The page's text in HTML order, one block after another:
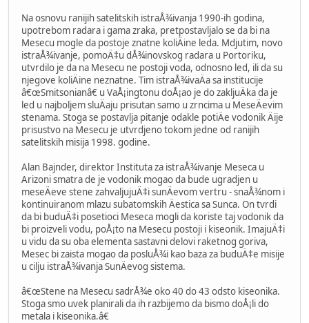
Na osnovu ranijih satelitskih istraÅ¾ivanja 1990-ih godina,
upotrebom radara i gama zraka, pretpostavljalo se da bi na
Mesecu mogle da postoje znatne koliÄine leda. Mdjutim, novo
istraÅ¾ivanje, pomoÄ‡u dÅ¾inovskog radara u Portoriku,
utvrdilo je da na Mesecu ne postoji voda, odnosno led, ili da su
njegove koliÄine neznatne. Tim istraÅ¾ivaÄa sa institucije
â€œSmitsonianâ€ u VaÅ¡ingtonu doÅ¡ao je do zakljuÄka da je
led u najboljem sluÄaju prisutan samo u zrncima u MeseÄevim
stenama. Stoga se postavlja pitanje odakle potiÄe vodonik Äije
prisustvo na Mesecu je utvrdjeno tokom jedne od ranijih
satelitskih misija 1998. godine.
Alan Bajnder, direktor Instituta za istraÅ¾ivanje Meseca u
Arizoni smatra de je vodonik mogao da bude ugradjen u
meseÄeve stene zahvaljujuÄ‡i sunÄevom vertru - snaÅ¾nom i
kontinuiranom mlazu subatomskih Äestica sa Sunca. On tvrdi
da bi buduÄ‡i posetioci Meseca mogli da koriste taj vodonik da
bi proizveli vodu, poÅ¡to na Mesecu postoji i kiseonik. ImajuÄ‡i
u vidu da su oba elementa sastavni delovi raketnog goriva,
Mesec bi zaista mogao da posluÅ¾i kao baza za buduÄ‡e misije
u cilju istraÅ¾ivanja SunÄevog sistema.
â€œStene na Mesecu sadrÅ¾e oko 40 do 43 odsto kiseonika.
Stoga smo uvek planirali da ih razbijemo da bismo doÅ¡li do
metala i kiseonika.â€